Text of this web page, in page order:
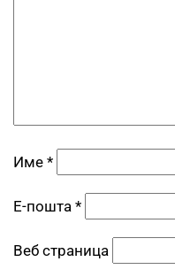
Име *
Е-пошта *
Веб страница